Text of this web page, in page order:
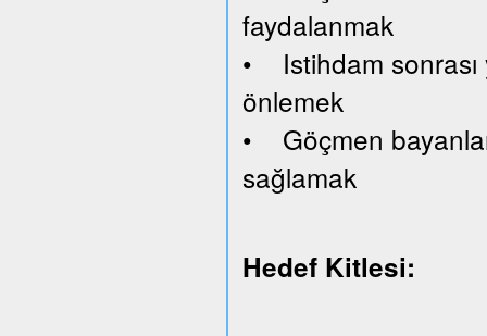
faydalanmak
• Istihdam sonrası
önlemek
• Göçmen
sağlamak
Hedef Kitlesi: